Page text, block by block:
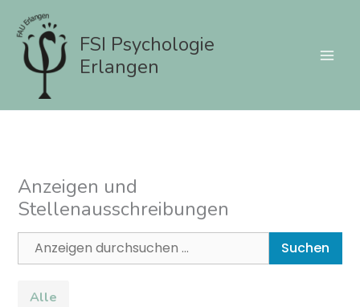
Inhalt
springen
FSI Psychologie
Erlangen
Anzeigen und
Stellenausschreibungen
Suchen
Alle